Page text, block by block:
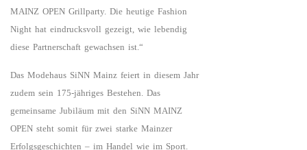
MAINZ OPEN Grillparty. Die heutige Fashion
Night hat eindrucksvoll gezeigt, wie lebendig
diese Partnerschaft gewachsen ist.“
Das Modehaus SiNN Mainz feiert in diesem Jahr
zudem sein 175-jähriges Bestehen. Das
gemeinsame Jubiläum mit den SiNN MAINZ
OPEN steht somit für zwei starke Mainzer
Erfolgsgeschichten – im Handel wie im Sport.